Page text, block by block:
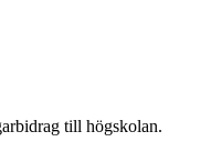
till högskolan.